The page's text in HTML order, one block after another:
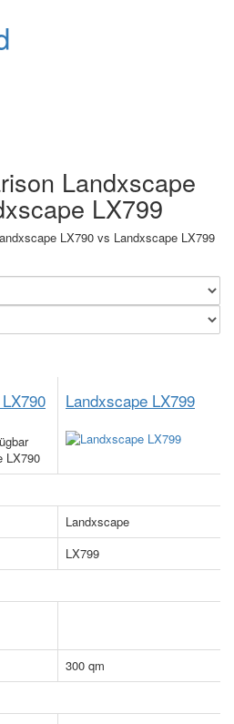
Landxscape
LX799
LX790 vs Landxscape LX799
Landxscape LX799
Landxscape
LX799
300 qm